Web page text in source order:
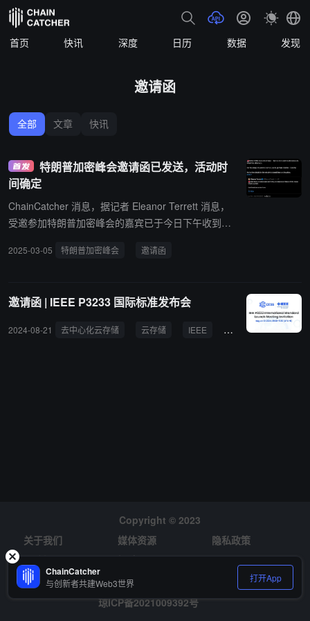
首页 快讯 深度 日历 数据 发现
邀请函
全部 文章 快讯
特朗普加密峰会邀请函已发送，活动时
间确定
ChainCatcher 消息，据记者 Eleanor Terrett 消息，
受邀参加特朗普加密峰会的嘉宾已于今日下午收到电
部时间下午 1:30 至 5:30 在白宫举行，对应东八区时
ase、Chainlink、Exodus 等公司的高管已确认参会，
具体议程仍未公布。
2025-03-05 特朗普加密峰会 邀请函
邀请函 | IEEE P3233 国际标准发布会
2024-08-21 去中心化云存储 云存储 IEEE 标准化
Copyright © 2023
关于我们
媒体资源
隐私政策
风险提示
招聘
琼ICP备2021009392号
ChainCatcher
与创新者共建Web3世界 打开App